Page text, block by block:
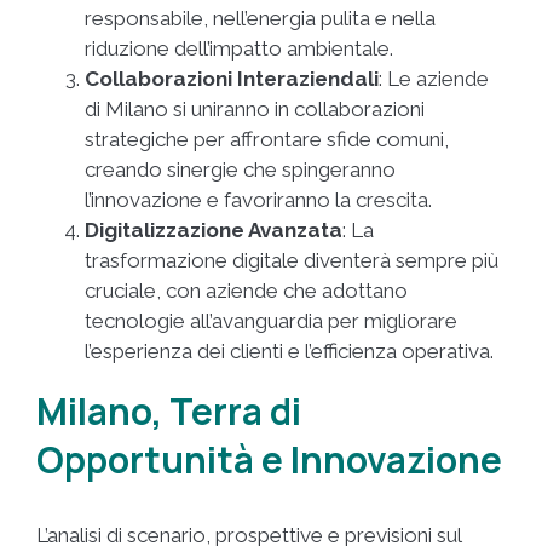
responsabile, nell’energia pulita e nella
riduzione dell’impatto ambientale.
Collaborazioni Interaziendali: Le aziende
di Milano si uniranno in collaborazioni
strategiche per affrontare sfide comuni,
creando sinergie che spingeranno
l’innovazione e favoriranno la crescita.
Digitalizzazione Avanzata: La
trasformazione digitale diventerà sempre più
cruciale, con aziende che adottano
tecnologie all’avanguardia per migliorare
l’esperienza dei clienti e l’efficienza operativa.
Milano, Terra di
Opportunità e Innovazione
L’analisi di scenario, prospettive e previsioni sul